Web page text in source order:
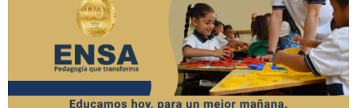
Tipo de documento
Número de documento